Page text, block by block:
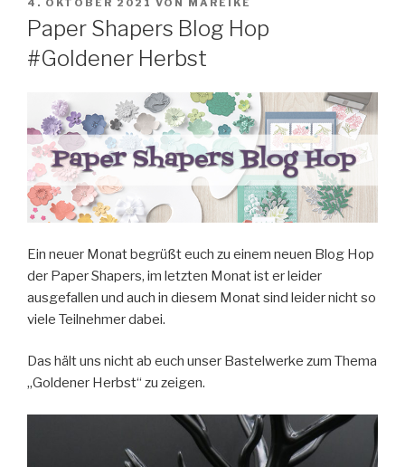
AM
4. OKTOBER 2021 VON MAREIKE
Paper Shapers Blog Hop
#Goldener Herbst
Ein neuer Monat begrüßt euch zu einem neuen Blog Hop
der Paper Shapers, im letzten Monat ist er leider
ausgefallen und auch in diesem Monat sind leider nicht so
viele Teilnehmer dabei.
Das hält uns nicht ab euch unser Bastelwerke zum Thema
„Goldener Herbst“ zu zeigen.